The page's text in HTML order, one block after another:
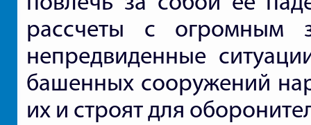
рассчеты с огромным
непредвиденные
башенных сооружений
их и строят для